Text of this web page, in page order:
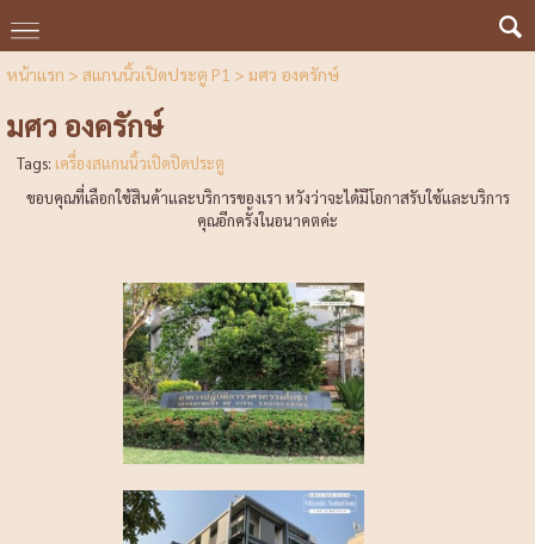
หน้าแรก > สแกนนิ้วเปิดประตู P1 > มศว องครักษ์
มศว องครักษ์
Tags: เครื่องสแกนนิ้วเปิดปิดประตู
ขอบคุณที่เลือกใช้สินค้าและบริการของเรา หวังว่าจะได้มีโอกาสรับใช้และบริการ
คุณอีกครั้งในอนาคตค่ะ